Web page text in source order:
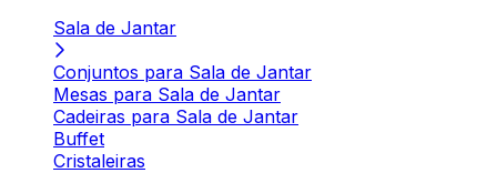
Sala de Jantar
Conjuntos para Sala de Jantar
Mesas para Sala de Jantar
Cadeiras para Sala de Jantar
Buffet
Cristaleiras